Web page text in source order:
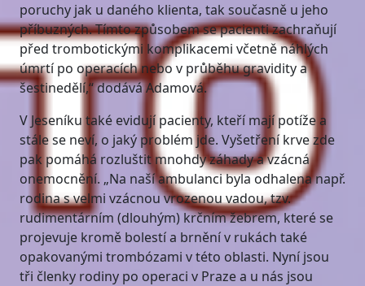
poruchy jak u daného klienta, tak současně u jeho
příbuzných. Tímto způsobem se pacienti zachraňují
před trombotickými komplikacemi včetně náhlých
úmrtí po operacích nebo v průběhu gravidity a
šestinedělí,“ dodává Adamová.
V Jeseníku také evidují pacienty, kteří mají potíže a
stále se neví, o jaký problém jde. Vyšetření krve zde
pak pomáhá rozluštit mnohdy záhady a vzácná
onemocnění. „Na naší ambulanci byla odhalena např.
rodina s velmi vzácnou vrozenou vadou, tzv.
rudimentárním (dlouhým) krčním žebrem, které se
projevuje kromě bolestí a brnění v rukách také
opakovanými trombózami v této oblasti. Nyní jsou
tři členky rodiny po operaci v Praze a u nás jsou